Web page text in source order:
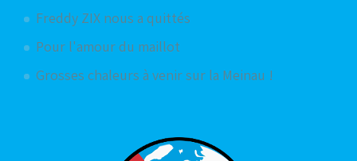
Freddy ZIX nous a quittés
Pour l'amour du maillot
Grosses chaleurs à venir sur la Meinau !